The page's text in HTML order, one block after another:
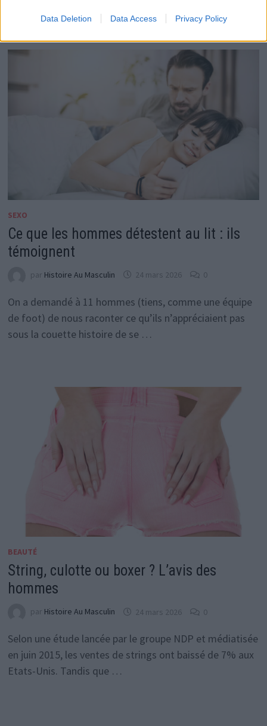
Data Deletion Data Access Privacy Policy
SEXO
Ce que les hommes détestent au lit : ils
témoignent
par Histoire Au Masculin 24 mars 2026 0
On a demandé à 11 hommes (tiens, comme une équipe
de foot) de nous raconter ce qu’ils n’appréciaient pas
sous la couette histoire de se …
BEAUTÉ
String, culotte ou boxer ? L’avis des
hommes
par Histoire Au Masculin 24 mars 2026 0
Selon une étude lancée par le groupe NDP et médiatisée
en juin 2015, les ventes de strings ont baissé de 7% aux
Etats-Unis. Tandis que …